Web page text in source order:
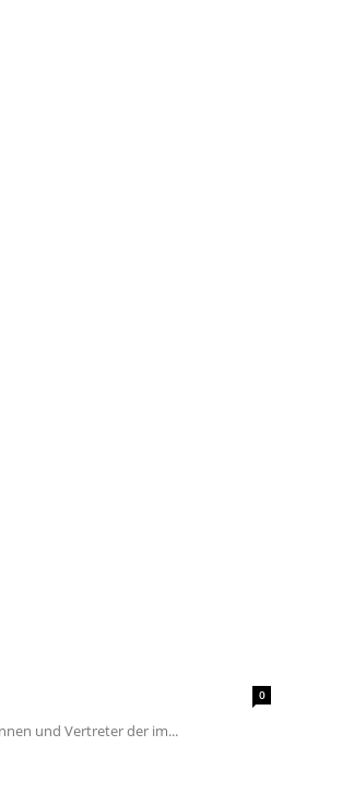
0
und Vertreter der im...